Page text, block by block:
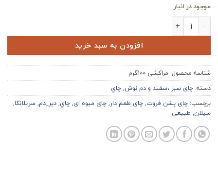
موجود در انبار
چای مراکشی عدد
افزودن به سبد خرید
شناسه محصول: مراکشی 100گرم
دسته: چای سبز ،سفید و دم نوش,چاي
برچسب: چای پشن فروت,چای طعم دار,چای میوه ای,چاي,دير_دم,سريلانكا,
سيلان, طبيعي